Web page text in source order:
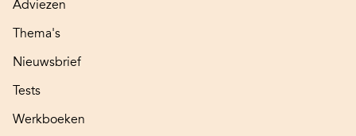
Adviezen
Thema's
Nieuwsbrief
Tests
Werkboeken